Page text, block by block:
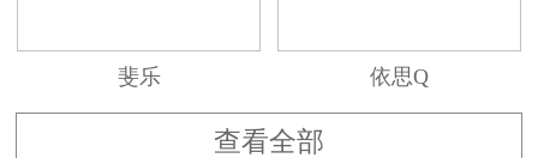
斐乐 依思Q
查看全部